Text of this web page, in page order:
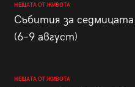
НЕЩАТА ОТ ЖИВОТА
Събития за
(6–9 август)
НЕЩАТА ОТ ЖИВОТА